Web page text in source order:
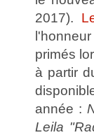
2017).
primés
à partir
année :
Leila